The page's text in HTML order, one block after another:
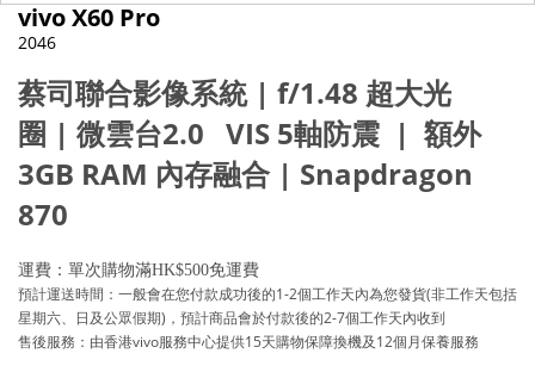
vivo X60 Pro
2046
蔡司聯合影像系統| f/1.48 超大光
圈 | 微雲台2.0 VIS 5軸防震 | 額外
3GB RAM 內存融合| Snapdragon
870
運費：單次購物滿HK$500免運費
預計運送時間：一般會在您付款成功後的1-2個工作天內為您發貨(非工作天包括
星期六、日及公眾假期)，預計商品會於付款後的2-7個工作天內收到
售後服務：由香港vivo服務中心提供15天購物保障換機及12個月保養服務